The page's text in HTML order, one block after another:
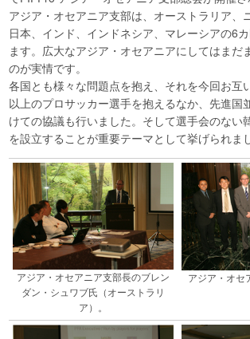
アジア・オセアニア支部は、オーストラリア、
日本、インド、インドネシア、マレーシアの6
ます。広大なアジア・オセアニアにしてはまだ
のが実情です。
各国とも様々な問題点を抱え、それを今回お互
以上のプロサッカー選手を抱えるなか、先進国
けての協議も行いました。そして選手会のない
を設立することが重要テーマとして挙げられまし
アジア・オセアニア支部長のブレン
ダン・シュワブ氏（オーストラリ
ア）。
アジア・オセ